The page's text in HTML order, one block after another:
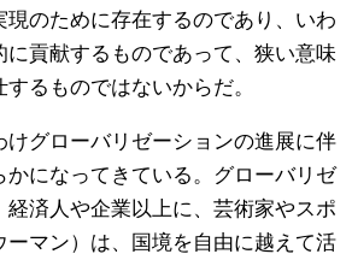
のために存在するのであり、いわ
貢献するものであって、狭い意味
るものではないからだ。
けグローバリゼーションの進展に伴
かになってきている。グローバリゼ
済人や企業以上に、芸術家やスポ
マン）は、国境を自由に越えて活